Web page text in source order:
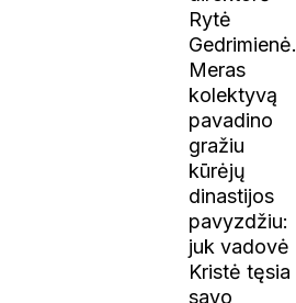
Rytė
Gedrimienė.
Meras
kolektyvą
pavadino
gražiu
kūrėjų
dinastijos
pavyzdžiu:
juk vadovė
Kristė tęsia
savo